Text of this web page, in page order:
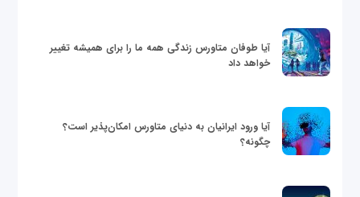
آیا طوفان متاورس زندگی همه ما را برای همیشه تغییر
خواهد داد
آیا ورود ایرانیان به دنیای متاورس امکان‌پذیر است؟
چگونه؟